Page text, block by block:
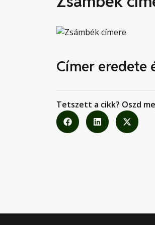
Címer eredete
Tetszett a cikk? Oszd